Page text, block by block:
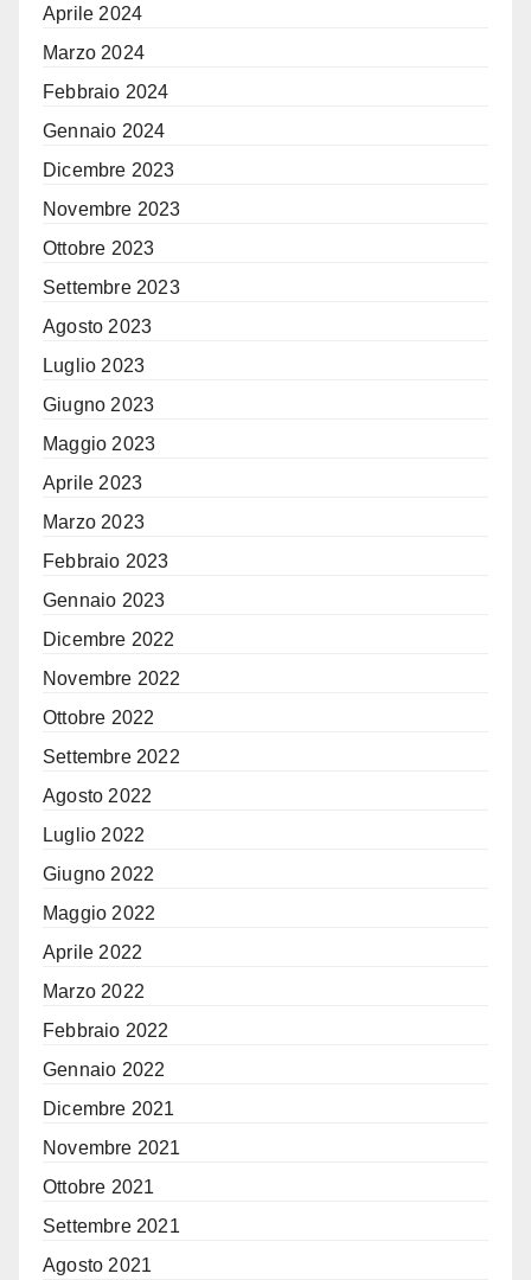
Aprile 2024
Marzo 2024
Febbraio 2024
Gennaio 2024
Dicembre 2023
Novembre 2023
Ottobre 2023
Settembre 2023
Agosto 2023
Luglio 2023
Giugno 2023
Maggio 2023
Aprile 2023
Marzo 2023
Febbraio 2023
Gennaio 2023
Dicembre 2022
Novembre 2022
Ottobre 2022
Settembre 2022
Agosto 2022
Luglio 2022
Giugno 2022
Maggio 2022
Aprile 2022
Marzo 2022
Febbraio 2022
Gennaio 2022
Dicembre 2021
Novembre 2021
Ottobre 2021
Settembre 2021
Agosto 2021